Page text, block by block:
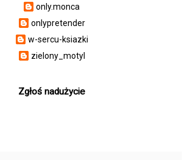
only.monca
onlypretender
w-sercu-ksiazki
zielony_motyl
Zgłoś nadużycie